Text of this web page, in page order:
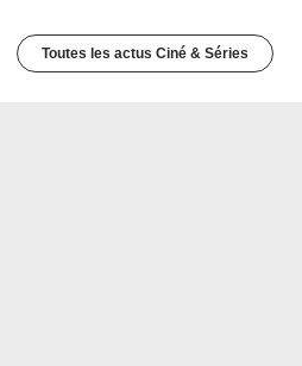
Toutes les actus Ciné & Séries